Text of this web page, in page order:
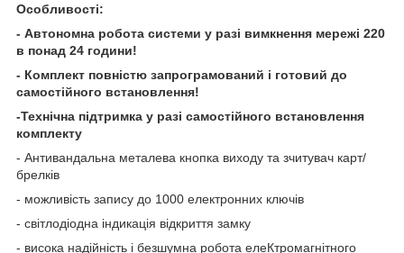
Особливості:
- Автономна робота системи у разі вимкнення мережі 220
в понад 24 години!
- Комплект повністю запрограмований і готовий до
самостійного встановлення!
-Технічна підтримка у разі самостійного встановлення
комплекту
- Антивандальна металева кнопка виходу та зчитувач карт/
брелків
- можливість запису до 1000 електронних ключів
- світлодіодна індикація відкриття замку
- висока надійність і безшумна робота елеКтромагнітного